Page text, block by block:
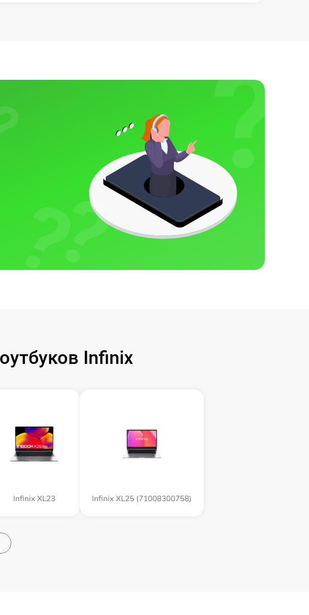
Infinix
Infinix XL23 Infinix XL25 (71008300758)